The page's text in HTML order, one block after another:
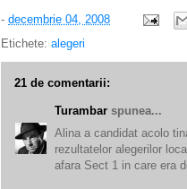
- decembrie 04, 2008
Etichete: alegeri
21 de comentarii:
Turambar spunea...
Alina a candidat acolo
rezultatelor alegerilor
afara Sect 1 in care era